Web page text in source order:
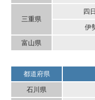
三重県
四
伊
富山県
都道府県
石川県